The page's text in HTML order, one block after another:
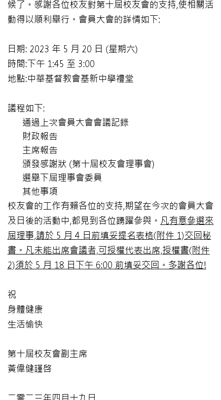
候了。感謝各位校友對第十屆校友會的支持,使相關活
動得以順利舉行。會員大會的詳情如下:
日期: 2023 年 5 月 20 日 (星期六)
時間:下午 1:45 至 3:00
地點:中華基督教會基新中學禮堂
議程如下:
通過上次會員大會會議記錄
財政報告
主席報告
頒發感謝狀 (第十屆校友會理事會)
選舉下屆理事會委員
其他事項
校友會的工作有賴各位的支持,期望在今次的會員大會
及日後的活動中,都見到各位踴躍參與。 凡有意參選來
屆理事,請於 5 月 4 日前填妥提名表格(附件 1)交回秘
書。凡未能出席會議者,可授權代表出席,授權書(附件
2)須於 5 月 18 日下午 6:00 前填妥交回。多謝各位!
祝
身體健康
生活愉快
第十屆校友會副主席
黃偉健謹啓